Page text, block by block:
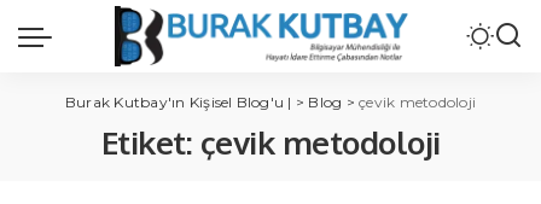
Burak Kutbay'ın Kişisel Blog'u | > Blog >çevik metodoloji
Etiket: çevik metodoloji